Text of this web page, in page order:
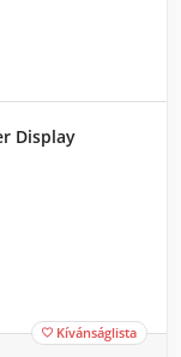
Display
 Kívánságlista